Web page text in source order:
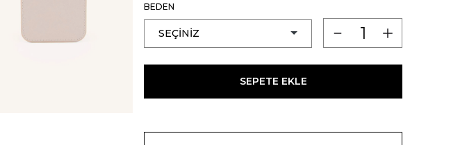
BEDEN
SEPETE EKLE